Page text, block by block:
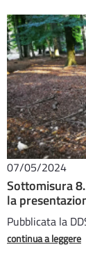
07/05/2024
Sottomisura
la
Pubblicata la
continua a leggere